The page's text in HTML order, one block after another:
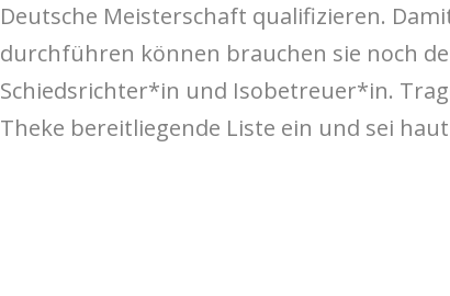
Deutsche Meisterschaft qualifizieren.
durchführen können brauchen sie noch
Schiedsrichter*in und Isobetreuer*in.
Theke bereitliegende Liste ein und sei